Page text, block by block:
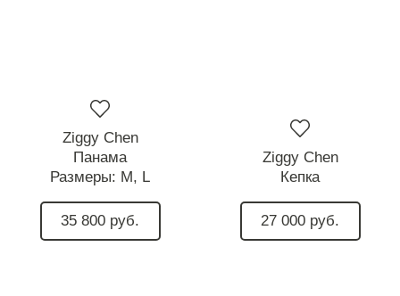
Ziggy Chen
Панама
Размеры: M, L
35 800 руб.
Ziggy Chen
Кепка
27 000 руб.